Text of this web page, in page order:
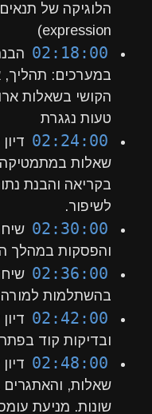
expression)
02:18:00
במערכים: תהליך,
הקושי בשאלות
טעות נגגרת
02:24:00
שאלות
בקריאה והבנת
לשיפור.
02:30:00
והפסקות במהלך
02:36:00
בהשתלמות
02:42:00
ובדיקות קוד
02:48:00
שאלות,
שונות. מניעת